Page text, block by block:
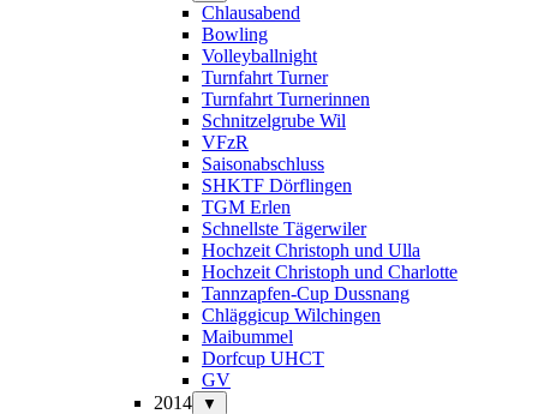
Chlausabend
Bowling
Volleyballnight
Turnfahrt Turner
Turnfahrt Turnerinnen
Schnitzelgrube Wil
VFzR
Saisonabschluss
SHKTF Dörflingen
TGM Erlen
Schnellste Tägerwiler
Hochzeit Christoph und Ulla
Hochzeit Christoph und Charlotte
Tannzapfen-Cup Dussnang
Chläggicup Wilchingen
Maibummel
Dorfcup UHCT
GV
2014
▼